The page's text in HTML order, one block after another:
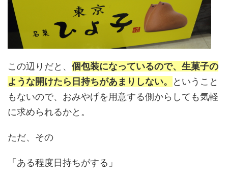
この辺りだと、 個包装になっているので、生菓子の
ような開けたら日持ちがあまりしない。
ということ
もないので、おみやげを用意する側からしても気軽
に求められるかと。
ただ、その
「ある程度日持ちがする」